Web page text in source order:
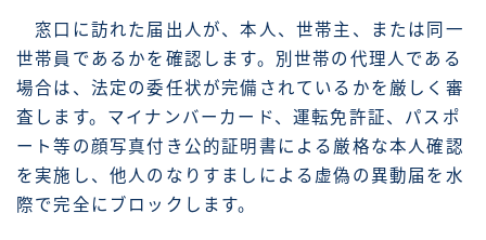
窓口に訪れた届出人が、本人、世帯主、または同一
世帯員であるかを確認します。別世帯の代理人である
場合は、法定の委任状が完備されているかを厳しく審
査します。マイナンバーカード、運転免許証、パスポ
ート等の顔写真付き公的証明書による厳格な本人確認
を実施し、他人のなりすましによる虚偽の異動届を水
際で完全にブロックします。